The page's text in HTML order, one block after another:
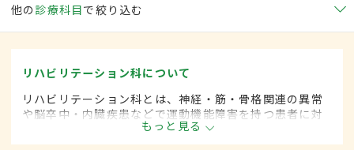
他の 診療科目で絞り込む
リハビリテーション科について
リハビリテーション科とは、神経・筋・骨格関連の異常
や脳卒中・内臓疾患などで運動機能障害を持つ患者に対
して、失われた機能の回復や残存能力の維持を目的とし
て、診断・治療します。
もっと見る